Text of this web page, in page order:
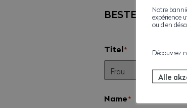
BESTELLEN
Titel*
Name*
Notre
expérience
ou d’en
Découvrez
Alle